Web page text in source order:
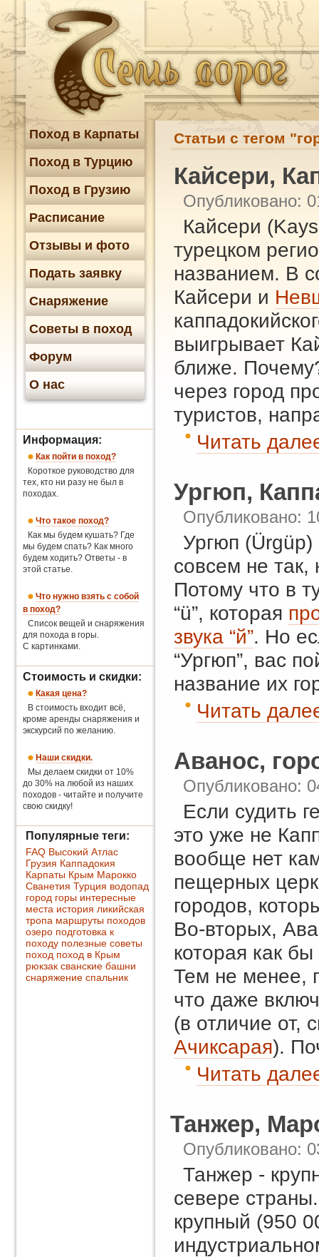
Статьи с тегом
Кайсери,
Опубликовано:
Кайсери
турецком
названием. В
Кайсери и
выигрывает
ближе.
через город
туристов,
Читать
Ургюп,
Опубликовано:
Ургюп
совсем не так,
Потому что в
“ü”, которая
звука “й”. Но
“Ургюп”, вас
название их
Читать
Аванос,
Опубликовано:
Если судить
это уже не
вообще нет
пещерных
городов,
Во-вторых,
которая как
Тем не менее,
что даже
(в отличие от,
Ачиксарая).
Читать
Танжер,
Опубликовано:
Танжер -
севере
крупный (950
Поход в Карпаты
Поход в Турцию
Поход в Грузию
Расписание
Отзывы и фото
Подать заявку
Снаряжение
Советы в поход
Форум
О нас
Информация:
Как пойти в поход?
Короткое руководство для
тех, кто ни разу не был в
походах.
Что такое поход?
Как мы будем кушать? Где
мы будем спать? Как много
будем ходить? Ответы - в
этой статье.
Что нужно взять с собой
в поход?
Список вещей и снаряжения
для похода в горы.
С картинками.
Стоимость и скидки:
Какая цена?
В стоимость входит всё,
кроме аренды снаряжения и
экскурсий по желанию.
Наши скидки.
Мы делаем скидки от 10%
до 30% на любой из наших
походов - читайте и получите
свою скидку!
Популярные теги:
FAQ Высокий Атлас
Грузия Каппадокия
Карпаты Крым Марокко
Сванетия Турция водопад
город горы интересные
места история ликийская
тропа маршруты походов
озеро подготовка к
походу полезные советы
поход поход в Крым
рюкзак сванские башни
снаряжение спальник